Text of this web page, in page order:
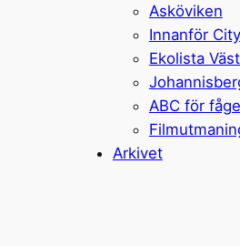
Asköviken
Innanför
Ekolista
ABC för
Arkivet